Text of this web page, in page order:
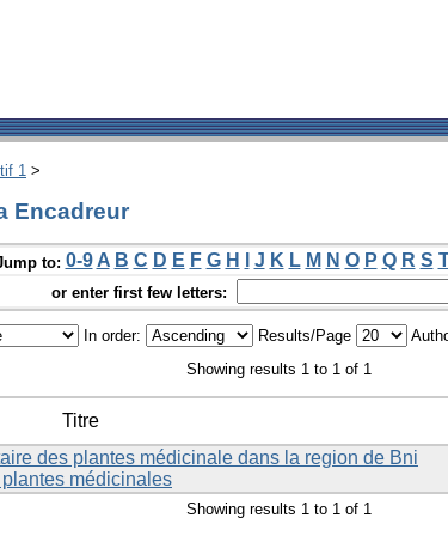
1 >
Encadreur
to: 0-9 A B C D E F G H J K L M N O P Q R S
or enter first few letters:
In order: Results/Page
Showing results 1 to 1 of 1
Titre
des plantes médicinale dans la region de Bni
médicinales
Showing results 1 to 1 of 1